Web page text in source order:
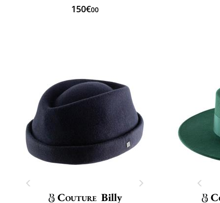
150€00
Couture Billy